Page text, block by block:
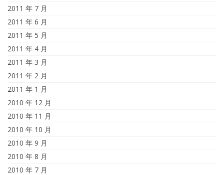
2011 年 7 月
2011 年 6 月
2011 年 5 月
2011 年 4 月
2011 年 3 月
2011 年 2 月
2011 年 1 月
2010 年 12 月
2010 年 11 月
2010 年 10 月
2010 年 9 月
2010 年 8 月
2010 年 7 月